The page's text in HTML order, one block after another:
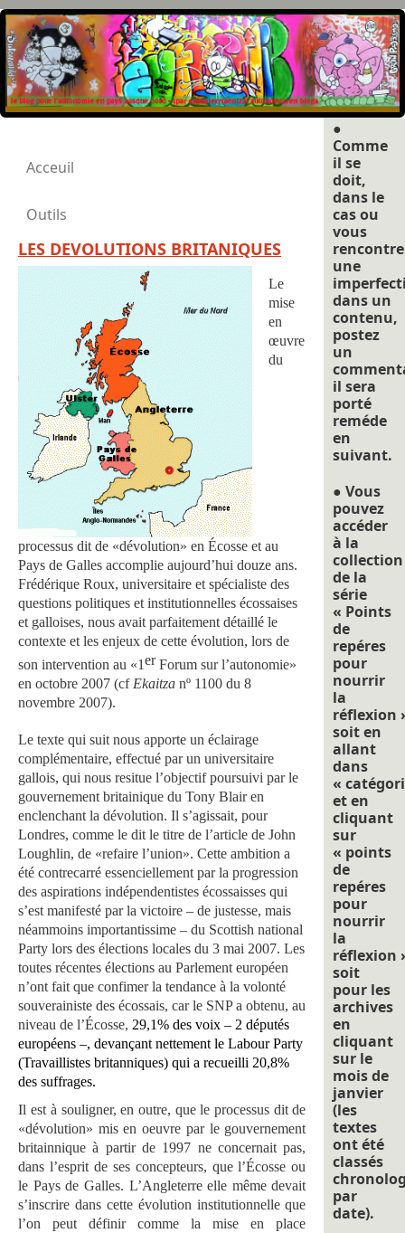
Acceuil
Outils
LES DEVOLUTIONS BRITANIQUES
Le
mise
en
œuvre
du
processus dit de «dévolution» en Écosse et au
Pays de Galles accomplie aujourd’hui douze ans.
Frédérique Roux, universitaire et spécialiste des
questions politiques et institutionnelles écossaises
et galloises, nous avait parfaitement détaillé le
contexte et les enjeux de cette évolution, lors de
son intervention au «1erForum sur l’autonomie»
en octobre 2007 (cf Ekaitza nº 1100 du 8
novembre 2007).
Le texte qui suit nous apporte un éclairage
complémentaire, effectué par un universitaire
gallois, qui nous resitue l’objectif poursuivi par le
gouvernement britainique du Tony Blair en
enclenchant la dévolution. Il s’agissait, pour
Londres, comme le dit le titre de l’article de John
Loughlin, de «refaire l’union». Cette ambition a
été contrecarré essenciellement par la progression
des aspirations indépendentistes écossaisses qui
s’est manifesté par la victoire – de justesse, mais
néammoins importantissime – du Scottish national
Party lors des élections locales du 3 mai 2007. Les
toutes récentes élections au Parlement européen
n’ont fait que confimer la tendance à la volonté
souverainiste des écossais, car le SNP a obtenu, au
niveau de l’Écosse, 29,1% des voix – 2 députés
européens –, devançant nettement le Labour Party
(Travaillistes britanniques) qui a recueilli 20,8%
des suffrages.
Il est à souligner, en outre, que le processus dit de
«dévolution» mis en oeuvre par le gouvernement
britainnique à partir de 1997 ne concernait pas,
dans l’esprit de ses concepteurs, que l’Écosse ou
le Pays de Galles. L’Angleterre elle même devait
s’inscrire dans cette évolution institutionnelle que
l’on peut définir comme la mise en place
●
Comme
il se
doit,
dans le
cas ou
vous
une
dans un
contenu,
postez
un
il sera
porté
reméde
en
suivant.
● Vous
pouvez
accéder
à la
collection
de la
série
« Points
de
repéres
pour
nourrir
la
réflexion
soit en
allant
dans
«
et en
cliquant
sur
« points
de
repéres
pour
nourrir
la
réflexion
soit
pour les
archives
en
cliquant
sur le
mois de
janvier
(les
textes
ont été
classés
par
date).